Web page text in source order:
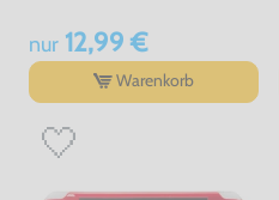
nur12,99 €
Warenkorb